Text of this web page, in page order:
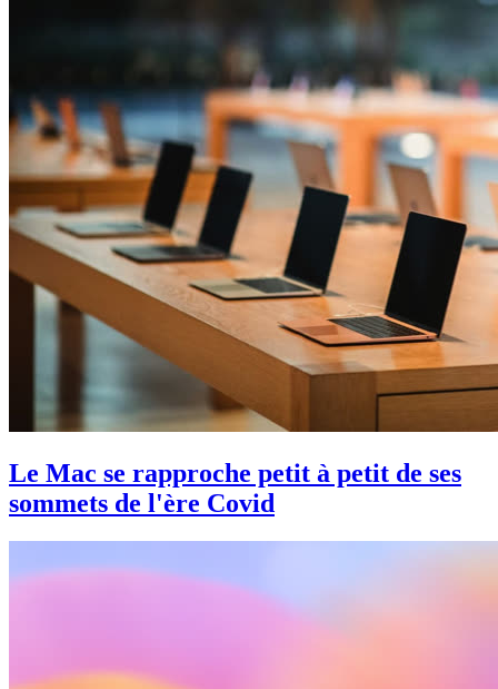
Le Mac se rapproche petit à petit de ses
sommets de l'ère Covid